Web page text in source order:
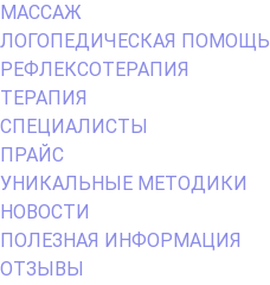
МАССАЖ
ЛОГОПЕДИЧЕСКАЯ ПОМОЩЬ
РЕФЛЕКСОТЕРАПИЯ
ТЕРАПИЯ
СПЕЦИАЛИСТЫ
ПРАЙС
УНИКАЛЬНЫЕ МЕТОДИКИ
НОВОСТИ
ПОЛЕЗНАЯ ИНФОРМАЦИЯ
ОТЗЫВЫ